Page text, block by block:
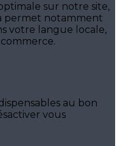
sur notre site,
permet notamment
votre langue locale,
au bon
vous